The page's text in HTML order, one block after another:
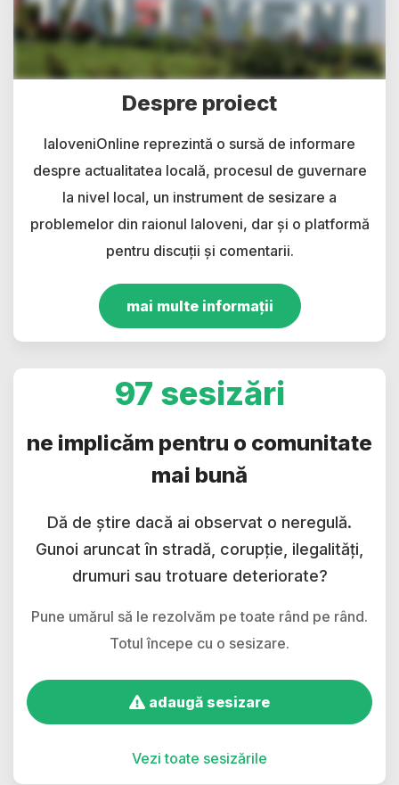
Despre proiect
IaloveniOnline reprezintă o sursă de informare
despre actualitatea locală, procesul de guvernare
la nivel local, un instrument de sesizare a
problemelor din raionul Ialoveni, dar și o platformă
pentru discuții și comentarii.
mai multe informații
97 sesizări
ne implicăm pentru o comunitate
mai bună
Dă de știre dacă ai observat o neregulă.
Gunoi aruncat în stradă, corupție, ilegalități,
drumuri sau trotuare deteriorate?
Pune umărul să le rezolvăm pe toate rând pe rând.
Totul începe cu o sesizare.
adaugă sesizare
Vezi toate sesizările